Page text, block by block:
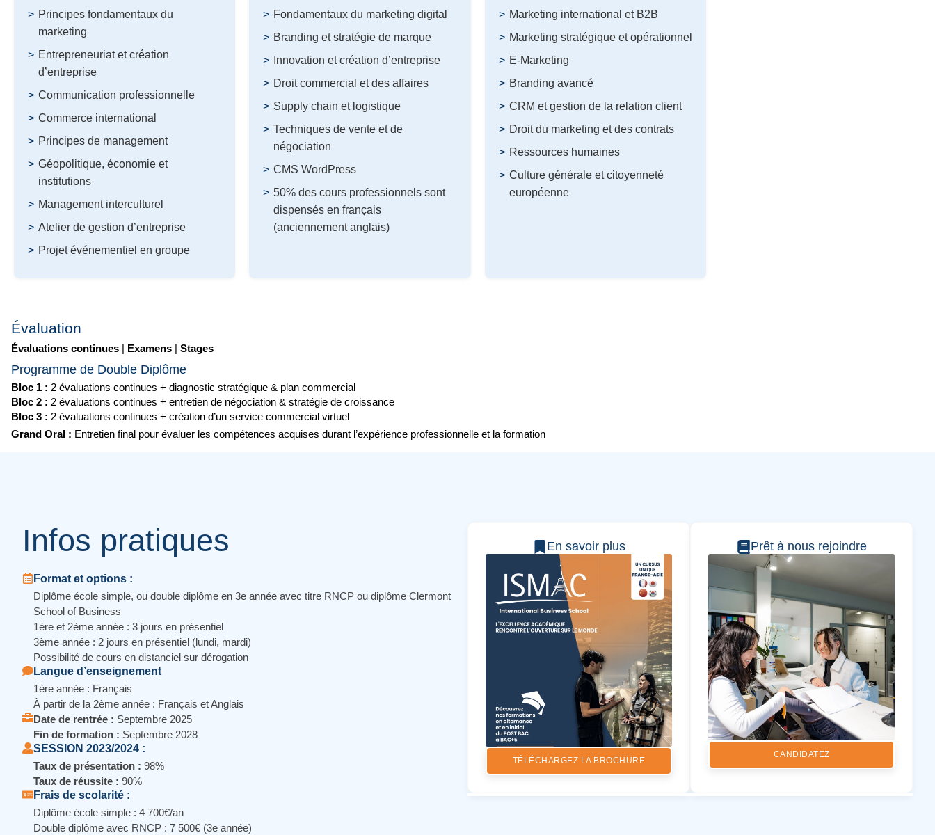
Principes fondamentaux du
marketing
Entrepreneuriat et création
d’entreprise
Communication professionnelle
Commerce international
Principes de management
Géopolitique, économie et
institutions
Management interculturel
Atelier de gestion d’entreprise
Projet événementiel en groupe
Fondamentaux du marketing digital
Branding et stratégie de marque
Innovation et création d’entreprise
Droit commercial et des affaires
Supply chain et logistique
Techniques de vente et de
négociation
CMS WordPress
50% des cours professionnels sont
dispensés en français
(anciennement anglais)
Marketing international et B2B
Marketing stratégique et opérationnel
E-Marketing
Branding avancé
CRM et gestion de la relation client
Droit du marketing et des contrats
Ressources humaines
Culture générale et citoyenneté
européenne
Évaluation
Évaluations continues | Examens | Stages
Programme de Double Diplôme
Bloc 1 : 2 évaluations continues + diagnostic stratégique & plan commercial
Bloc 2 : 2 évaluations continues + entretien de négociation & stratégie de croissance
Bloc 3 : 2 évaluations continues + création d’un service commercial virtuel
Grand Oral : Entretien final pour évaluer les compétences acquises durant l’expérience professionnelle et la formation
Infos pratiques
Format et options :
Diplôme école simple, ou double diplôme en 3e année avec titre RNCP ou diplôme Clermont
School of Business
1ère et 2ème année : 3 jours en présentiel
3ème année : 2 jours en présentiel (lundi, mardi)
Possibilité de cours en distanciel sur dérogation
Langue d’enseignement
1ère année : Français
À partir de la 2ème année : Français et Anglais
Date de rentrée : Septembre 2025
Fin de formation : Septembre 2028
SESSION 2023/2024 :
Taux de présentation : 98%
Taux de réussite : 90%
Frais de scolarité :
Diplôme école simple : 4 700€/an
Double diplôme avec RNCP : 7 500€ (3e année)
En savoir plus
TÉLÉCHARGEZ LA BROCHURE
Prêt à nous rejoindre
CANDIDATEZ